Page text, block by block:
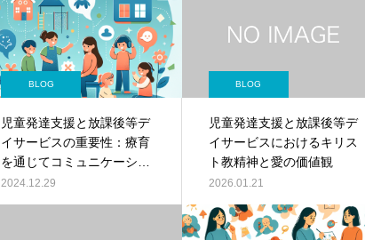
BLOG
児童発達支援と放課後等デ
イサービスの重要性：療育
を通じてコミュニケーショ
ン能力を向上させる方法
2024.12.29
BLOG
児童発達支援と放課後等デ
イサービスにおけるキリス
ト教精神と愛の価値観
2026.01.21